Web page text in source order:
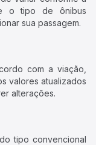
o tipo de ônibus
sua passagem.
com a viação,
valores atualizados
alterações.
tipo convencional